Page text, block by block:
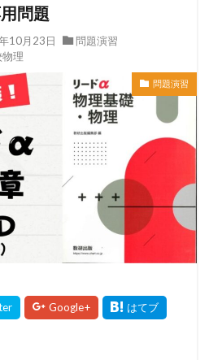
問題
10月23日
問題演習
理
問題演習